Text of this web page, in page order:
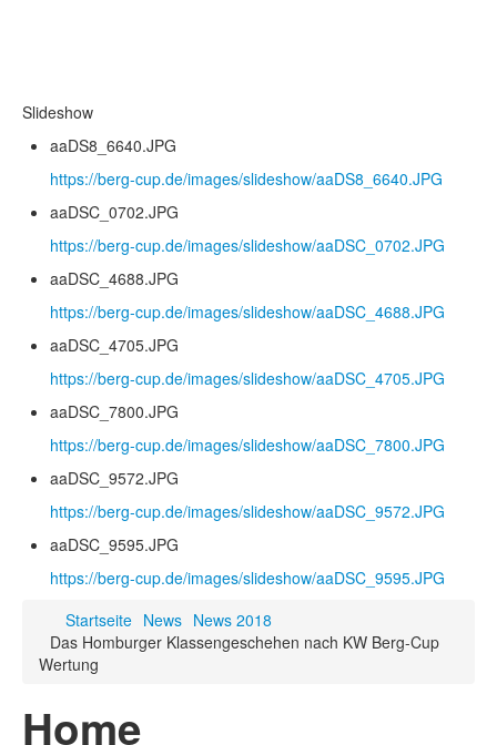
Slideshow
aaDS8_6640.JPG
https://berg-cup.de/images/slideshow/aaDS8_6640.JPG
aaDSC_0702.JPG
https://berg-cup.de/images/slideshow/aaDSC_0702.JPG
aaDSC_4688.JPG
https://berg-cup.de/images/slideshow/aaDSC_4688.JPG
aaDSC_4705.JPG
https://berg-cup.de/images/slideshow/aaDSC_4705.JPG
aaDSC_7800.JPG
https://berg-cup.de/images/slideshow/aaDSC_7800.JPG
aaDSC_9572.JPG
https://berg-cup.de/images/slideshow/aaDSC_9572.JPG
aaDSC_9595.JPG
https://berg-cup.de/images/slideshow/aaDSC_9595.JPG
Startseite News News 2018
Das Homburger Klassengeschehen nach KW Berg-Cup
Wertung
Home